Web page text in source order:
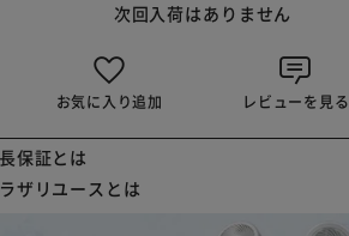
次回入荷はありません
お気に入り追加 レビューを見る
保証とは
ザリユースとは